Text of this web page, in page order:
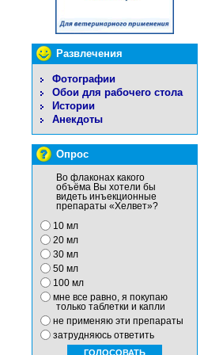
Развлечения
Фотографии
Обои для рабочего стола
Истории
Анекдоты
Опрос
Во флаконах какого
объёма Вы хотели бы
видеть инъекционные
препараты «Хелвет»?
10 мл
20 мл
30 мл
50 мл
100 мл
мне все равно, я покупаю
только таблетки и капли
не применяю эти препараты
затрудняюсь ответить